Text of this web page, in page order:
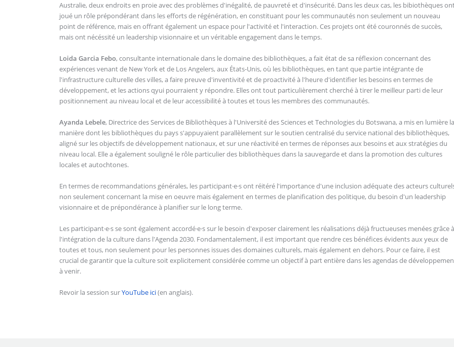
Australie, deux endroits en proie avec des problèmes d'inégalité, de pauvreté et d'insécurité. Dans les deux cas, les bibiothèques
joué un rôle prépondérant dans les efforts de régénération, en constituant pour les communautés non seulement un nouveau
point de référence, mais en offrant également un espace pour l'activité et l'interaction. Ces projets ont été couronnés de succès,
mais ont nécéssité un leadership visionnaire et un véritable engagement dans le temps.
Loida Garcia Febo, consultante internationale dans le domaine des bibliothèques, a fait état de sa réflexion concernant des
expériences venant de New York et de Los Angelers, aux États-Unis, où les bibliothèques, en tant que partie intégrante de
l'infrastructure culturelle des villes, a faire preuve d'inventivité et de proactivité à l'heure d'identifier les besoins en termes de
développement, et les actions qyui pourraient y répondre. Elles ont tout particulièrement cherché à tirer le meilleur parti de leur
positionnement au niveau local et de leur accessibilité à toutes et tous les membres des communautés.
Ayanda Lebele, Directrice des Services de Bibliothèques à l'Université des Sciences et Technologies du Botswana, a mis en lumière la
manière dont les bibliothèques du pays s'appuyaient parallèlement sur le soutien centralisé du service national des bibliothèques,
aligné sur les objectifs de développement nationaux, et sur une réactivité en termes de réponses aux besoins et aux stratégies du
niveau local. Elle a également souligné le rôle particulier des bibliothèques dans la sauvegarde et dans la promotion des cultures
locales et autochtones.
En termes de recommandations générales, les participant·e·s ont réitéré l'importance d'une inclusion adéquate des acteurs
non seulement concernant la mise en oeuvre mais également en termes de planification des politique, du besoin d'un leadership
visionnaire et de prépondérance à planifier sur le long terme.
Les participant·e·s se sont également accordé·e·s sur le besoin d'exposer clairement les réalisations déjà fructueuses menées grâce à
l'intégration de la culture dans l'Agenda 2030. Fondamentalement, il est important que rendre ces bénéfices évidents aux yeux de
toutes et tous, non seulement pour les personnes issues des domaines culturels, mais également en dehors. Pour ce faire, il est
crucial de garantir que la culture soit explicitement considérée comme un objectif à part entière dans les agendas de
à venir.
Revoir la session surYouTube ici(en anglais).